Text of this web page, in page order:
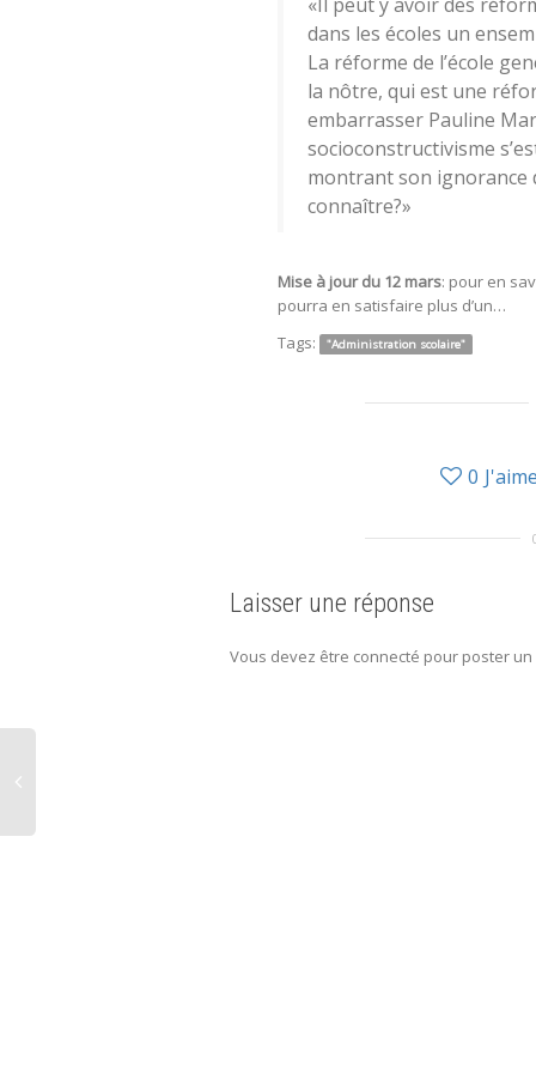
dans les écoles un
La réforme de l’école
la nôtre, qui est une
embarrasser Pauline
socioconstructivisme
montrant son ignorance
connaître?»
Mise à jour du 12 mars: pour en
pourra en satisfaire plus d’un…
Tags:
"Administration scolaire"
0
Laisser une réponse
Vous devez être connecté pour poster